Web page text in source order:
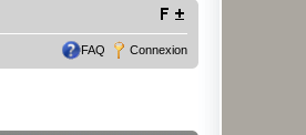
FAQ Connexion